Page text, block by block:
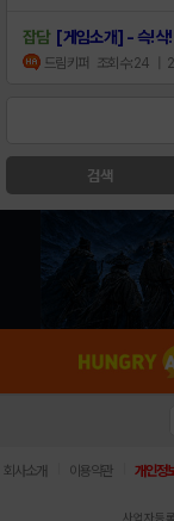
잡담 [게임소개] - 슥!삭!
드림키퍼 조회수:24 |
검색
회사소개 이용약관 개인정
사업자등